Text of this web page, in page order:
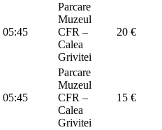
05:45
Parcare
Muzeul
CFR –
Calea
Grivitei
20 €
05:45
Parcare
Muzeul
CFR –
Calea
Grivitei
15 €